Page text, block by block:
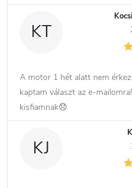
KT
A motor 1 hét alatt nem
kaptam választ az e-
kisfiamnak😞
KJ